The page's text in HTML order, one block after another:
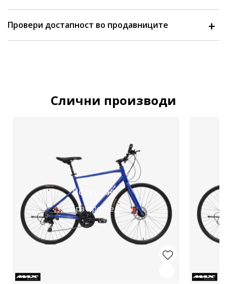
Провери достапност во продавниците
Слични производи
Подетално
Брз преглед